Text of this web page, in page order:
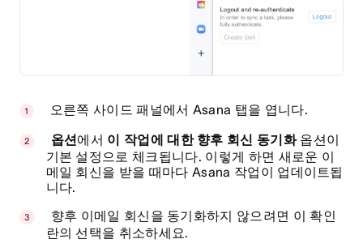
오른쪽 사이드 패널에서 Asana 탭을 엽니다.
옵션에서 이 작업에 대한 향후 회신 동기화옵션이
기본 설정으로 체크됩니다. 이렇게 하면 새로운 이
메일 회신을 받을 때마다 Asana 작업이 업데이트됩
니다.
향후 이메일 회신을 동기화하지 않으려면 이 확인
란의 선택을 취소하세요.